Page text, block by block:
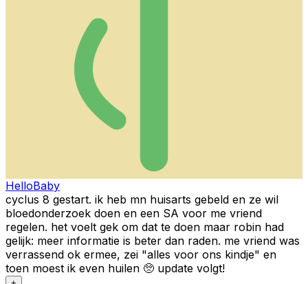
HelloBaby
cyclus 8 gestart. ik heb mn huisarts gebeld en ze wil
bloedonderzoek doen en een SA voor me vriend
regelen. het voelt gek om dat te doen maar robin had
gelijk: meer informatie is beter dan raden. me vriend was
verrassend ok ermee, zei "alles voor ons kindje" en
toen moest ik even huilen 🥺 update volgt!